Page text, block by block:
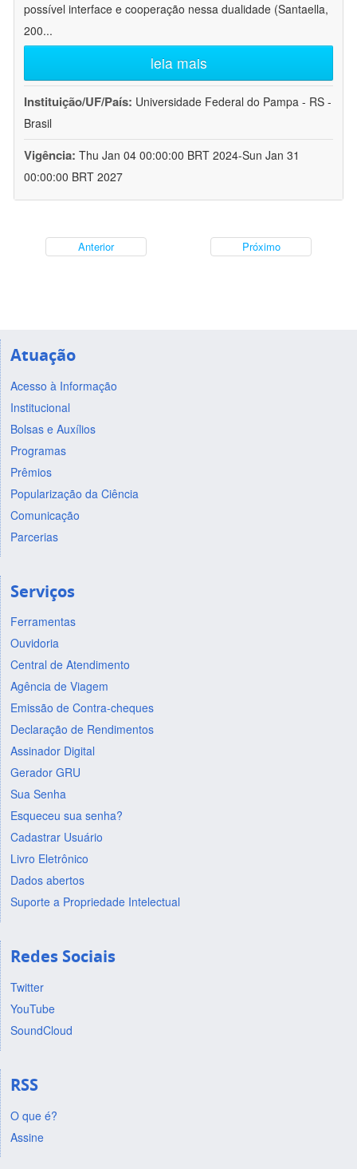
possível interface e cooperação nessa dualidade (Santaella,
200...
leia mais
Instituição/UF/País: Universidade Federal do Pampa - RS -
Brasil
Vigência: Thu Jan 04 00:00:00 BRT 2024-Sun Jan 31
00:00:00 BRT 2027
Anterior Próximo
Atuação
Acesso à Informação
Institucional
Bolsas e Auxílios
Programas
Prêmios
Popularização da Ciência
Comunicação
Parcerias
Serviços
Ferramentas
Ouvidoria
Central de Atendimento
Agência de Viagem
Emissão de Contra-cheques
Declaração de Rendimentos
Assinador Digital
Gerador GRU
Sua Senha
Esqueceu sua senha?
Cadastrar Usuário
Livro Eletrônico
Dados abertos
Suporte a Propriedade Intelectual
Redes Sociais
Twitter
YouTube
SoundCloud
RSS
O que é?
Assine